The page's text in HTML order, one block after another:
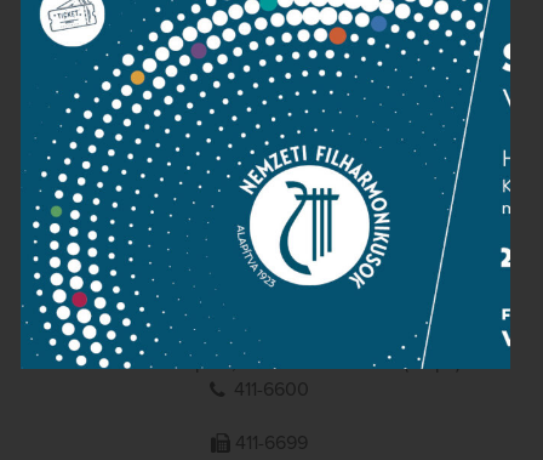
Adatvédelem
Impresszum
NEMZETI
FILHARMONIKUSOK
1095 Budapest, Komor Marcell u. 1. (Müpa)
411-6600
411-6699